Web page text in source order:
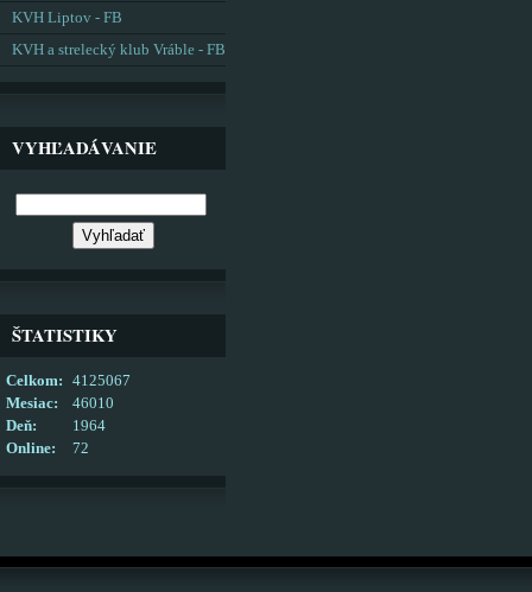
KVH Liptov - FB
KVH a strelecký klub Vráble - FB
VYHĽADÁVANIE
ŠTATISTIKY
Online: 72
Celkom:
4125067
Mesiac:
46010
Deň:
1964